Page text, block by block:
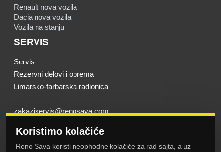
Renault nova vozila
Dacia nova vozila
Vozila na stanju
SERVIS
Servis
Rezervni delovi i oprema
Limarsko-farbarska radionica
zakaziservis@renosava.com
Koristimo kolačiće
Reno Sava koristi neophodne kolačiće za rad sajta, a uz